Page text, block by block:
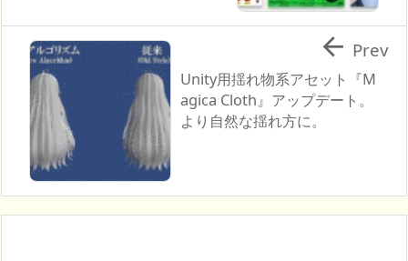
Unity用揺れ物系アセット『M
agica Cloth』アップデート。
より自然な揺れ方に。
 Prev